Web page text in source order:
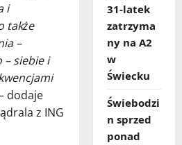
i
także
–
– siebie i
dodaje
z ING
31‑latek
zatrzyma
ny na A2
w
Świecku
Świebodzi
n sprzed
ponad